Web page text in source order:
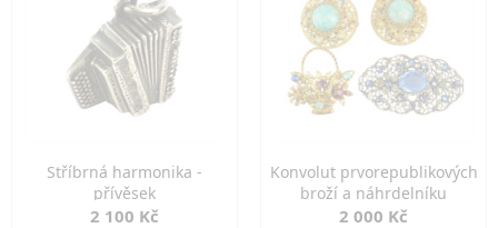
Stříbrná harmonika -
přívěsek
2 100 Kč
Konvolut prvorepublikových
broží a náhrdelníku
2 000 Kč